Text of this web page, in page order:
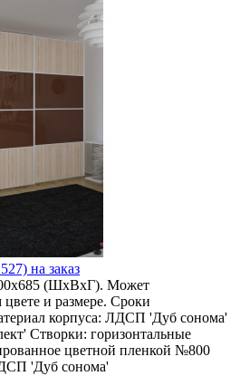
на заказ
(ШхВхГ). Может
цвете и размере. Сроки
корпуса: ЛДСП 'Дуб сонома'
Створки: горизонтальные
цветной пленкой №800
'Дуб сонома'